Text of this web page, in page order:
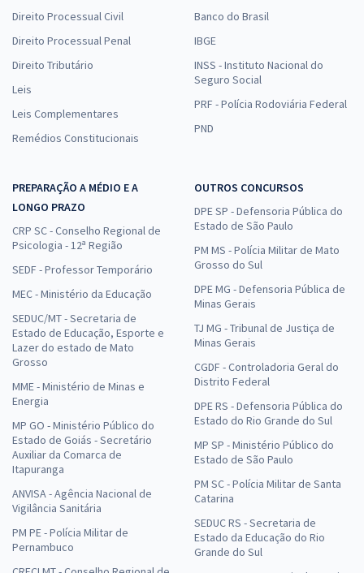
Direito Processual Civil
Direito Processual Penal
Direito Tributário
Leis
Leis Complementares
Remédios Constitucionais
Banco do Brasil
IBGE
INSS - Instituto Nacional do
Seguro Social
PRF - Polícia Rodoviária Federal
PND
PREPARAÇÃO A MÉDIO E A
LONGO PRAZO
CRP SC - Conselho Regional de
Psicologia - 12ª Região
SEDF - Professor Temporário
MEC - Ministério da Educação
SEDUC/MT - Secretaria de
Estado de Educação, Esporte e
Lazer do estado de Mato
Grosso
MME - Ministério de Minas e
Energia
MP GO - Ministério Público do
Estado de Goiás - Secretário
Auxiliar da Comarca de
Itapuranga
ANVISA - Agência Nacional de
Vigilância Sanitária
PM PE - Polícia Militar de
Pernambuco
OUTROS CONCURSOS
DPE SP - Defensoria Pública do
Estado de São Paulo
PM MS - Polícia Militar de Mato
Grosso do Sul
DPE MG - Defensoria Pública de
Minas Gerais
TJ MG - Tribunal de Justiça de
Minas Gerais
CGDF - Controladoria Geral do
Distrito Federal
DPE RS - Defensoria Pública do
Estado do Rio Grande do Sul
MP SP - Ministério Público do
Estado de São Paulo
PM SC - Polícia Militar de Santa
Catarina
SEDUC RS - Secretaria de
Estado da Educação do Rio
Grande do Sul